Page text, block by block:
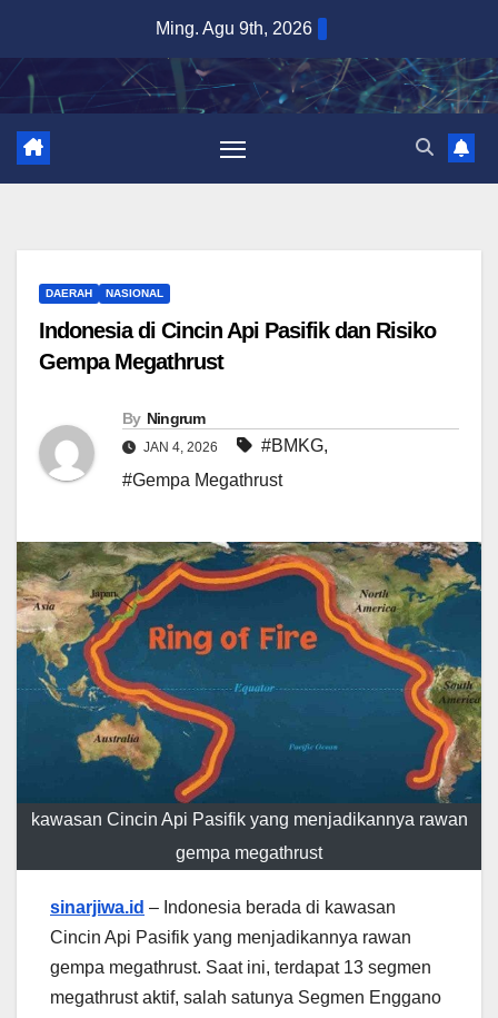
content
Ming. Agu 9th, 2026
DAERAH NASIONAL
Indonesia di Cincin Api Pasifik dan Risiko
Gempa Megathrust
By Ningrum
JAN 4, 2026 #BMKG,
#Gempa Megathrust
kawasan Cincin Api Pasifik yang menjadikannya rawan
gempa megathrust
sinarjiwa.id – Indonesia berada di kawasan
Cincin Api Pasifik yang menjadikannya rawan
gempa megathrust. Saat ini, terdapat 13 segmen
megathrust aktif, salah satunya Segmen Enggano